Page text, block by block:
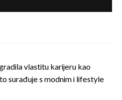
vlastitu karijeru kao
surađuje s modnim i lifestyle